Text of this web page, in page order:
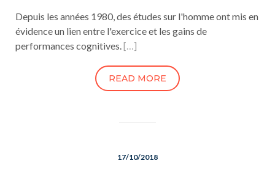
Depuis les années 1980, des études sur l'homme ont mis en
évidence un lien entre l'exercice et les gains de
performances cognitives. […]
READ MORE
17/10/2018